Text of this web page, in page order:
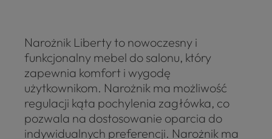
Narożnik Liberty to nowoczesny i
funkcjonalny mebel do salonu, który
zapewnia komfort i wygodę
użytkownikom. Narożnik ma możliwość
regulacji kąta pochylenia zagłówka, co
pozwala na dostosowanie oparcia do
indywidualnych preferencji. Narożnik ma